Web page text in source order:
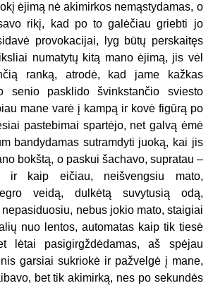
ėjimą nė akimirkos nemąstydamas, o
rikį, kad po to galėčiau griebti jo
provokacijai, lyg būtų perskaitęs
numatytų kitą mano ėjimą, jis vėl
ranką, atrodė, kad jame kažkas
senio pasklido švinkstančio sviesto
mane varė į kampą ir kovė figūrą po
pastebimai spartėjo, net galvą ėmė
bandydamas sutramdyti juoką, kai jis
bokštą, o paskui šachavo, supratau –
ir kaip eičiau, neišvengsiu mato,
veidą, dulkėtą suvytusią odą,
nebus jokio mato, staigiai
nuo lentos, automatas kaip tik tiesė
lėtai pasigirgždėdamas, aš spėjau
garsiai sukriokė ir pažvelgė į mane,
bet tik akimirką, nes po sekundės